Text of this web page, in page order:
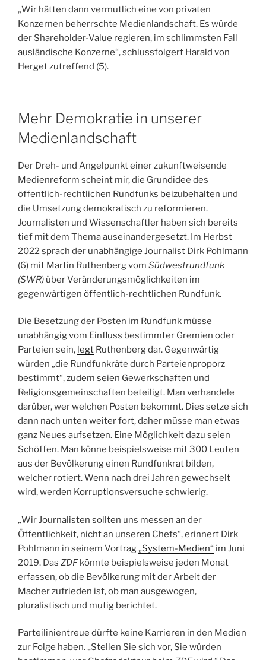
„Wir hätten dann vermutlich eine von privaten
Konzernen beherrschte Medienlandschaft. Es würde
der Shareholder-Value regieren, im schlimmsten Fall
ausländische Konzerne“, schlussfolgert Harald von
Herget zutreffend (5).
Mehr Demokratie in unserer
Medienlandschaft
Der Dreh- und Angelpunkt einer zukunftweisende
Medienreform scheint mir, die Grundidee des
öffentlich-rechtlichen Rundfunks beizubehalten und
die Umsetzung demokratisch zu reformieren.
Journalisten und Wissenschaftler haben sich bereits
tief mit dem Thema auseinandergesetzt. Im Herbst
2022 sprach der unabhängige Journalist Dirk Pohlmann
(6) mit Martin Ruthenberg vom Südwestrundfunk
(SWR) über Veränderungsmöglichkeiten im
gegenwärtigen öffentlich-rechtlichen Rundfunk.
Die Besetzung der Posten im Rundfunk müsse
unabhängig vom Einfluss bestimmter Gremien oder
Parteien sein, legt Ruthenberg dar. Gegenwärtig
würden „die Rundfunkräte durch Parteienproporz
bestimmt“, zudem seien Gewerkschaften und
Religionsgemeinschaften beteiligt. Man verhandele
darüber, wer welchen Posten bekommt. Dies setze sich
dann nach unten weiter fort, daher müsse man etwas
ganz Neues aufsetzen. Eine Möglichkeit dazu seien
Schöffen. Man könne beispielsweise mit 300 Leuten
aus der Bevölkerung einen Rundfunkrat bilden,
welcher rotiert. Wenn nach drei Jahren gewechselt
wird, werden Korruptionsversuche schwierig.
„Wir Journalisten sollten uns messen an der
Öffentlichkeit, nicht an unseren Chefs“, erinnert Dirk
Pohlmann in seinem Vortrag„System-Medien“ im Juni
2019. Das ZDFkönnte beispielsweise jeden Monat
erfassen, ob die Bevölkerung mit der Arbeit der
Macher zufrieden ist, ob man ausgewogen,
pluralistisch und mutig berichtet.
Parteilinientreue dürfte keine Karrieren in den Medien
zur Folge haben. „Stellen Sie sich vor, Sie würden